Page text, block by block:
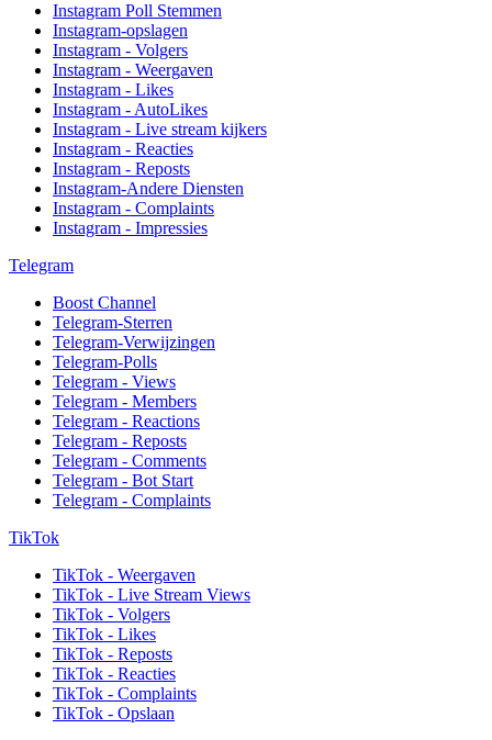
Instagram Poll Stemmen
Instagram-opslagen
Instagram - Volgers
Instagram - Weergaven
Instagram - Likes
Instagram - AutoLikes
Instagram - Live stream kijkers
Instagram - Reacties
Instagram - Reposts
Instagram-Andere Diensten
Instagram - Complaints
Instagram - Impressies
Telegram
Boost Channel
Telegram-Sterren
Telegram-Verwijzingen
Telegram-Polls
Telegram - Views
Telegram - Members
Telegram - Reactions
Telegram - Reposts
Telegram - Comments
Telegram - Bot Start
Telegram - Complaints
TikTok
TikTok - Weergaven
TikTok - Live Stream Views
TikTok - Volgers
TikTok - Likes
TikTok - Reposts
TikTok - Reacties
TikTok - Complaints
TikTok - Opslaan